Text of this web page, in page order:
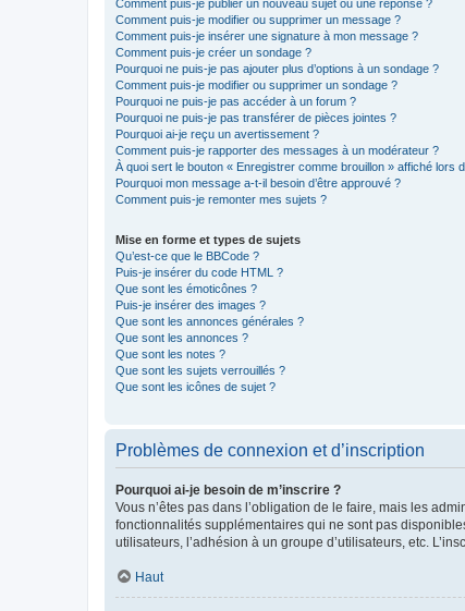
Comment puis-je publier un nouveau sujet ou une réponse ?
Comment puis-je modifier ou supprimer un message ?
Comment puis-je insérer une signature à mon message ?
Comment puis-je créer un sondage ?
Pourquoi ne puis-je pas ajouter plus d’options à un sondage ?
Comment puis-je modifier ou supprimer un sondage ?
Pourquoi ne puis-je pas accéder à un forum ?
Pourquoi ne puis-je pas transférer de pièces jointes ?
Pourquoi ai-je reçu un avertissement ?
Comment puis-je rapporter des messages à un modérateur ?
À quoi sert le bouton « Enregistrer comme brouillon » affiché lors
Pourquoi mon message a-t-il besoin d’être approuvé ?
Comment puis-je remonter mes sujets ?
Mise en forme et types de sujets
Qu’est-ce que le BBCode ?
Puis-je insérer du code HTML ?
Que sont les émoticônes ?
Puis-je insérer des images ?
Que sont les annonces générales ?
Que sont les annonces ?
Que sont les notes ?
Que sont les sujets verrouillés ?
Que sont les icônes de sujet ?
Problèmes de connexion et d’inscription
Pourquoi ai-je besoin de m’inscrire ?
Vous n’êtes pas dans l’obligation de le faire, mais les
fonctionnalités supplémentaires qui ne sont pas
utilisateurs, l’adhésion à un groupe d’utilisateurs, etc.
Haut